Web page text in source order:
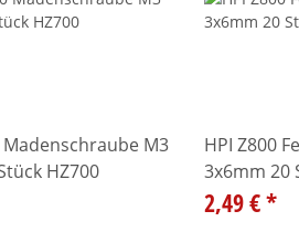
Madenschraube M3
HZ700
HPI Z800
3x6mm 20
2,49 €*